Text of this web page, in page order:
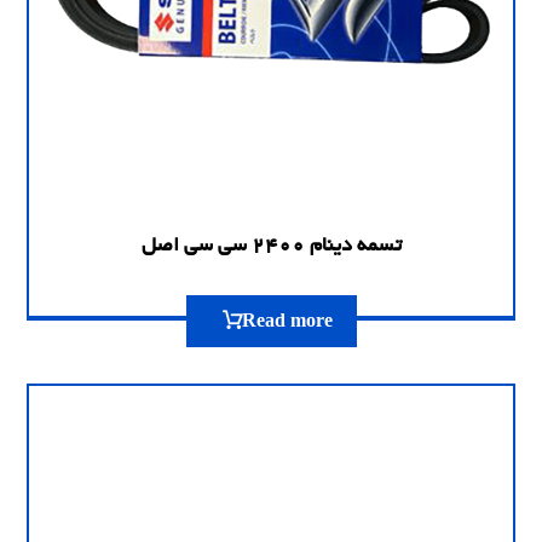
تسمه دینام 2400 سی سی اصل
Read more